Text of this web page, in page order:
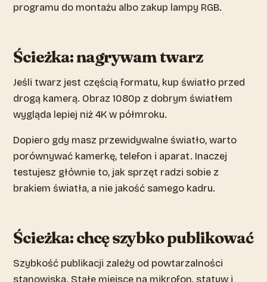
programu do montażu albo zakup lampy RGB.
Ścieżka: nagrywam twarz
Jeśli twarz jest częścią formatu, kup światło przed
drogą kamerą. Obraz 1080p z dobrym światłem
wygląda lepiej niż 4K w półmroku.
Dopiero gdy masz przewidywalne światło, warto
porównywać kamerkę, telefon i aparat. Inaczej
testujesz głównie to, jak sprzęt radzi sobie z
brakiem światła, a nie jakość samego kadru.
Ścieżka: chcę szybko publikować
Szybkość publikacji zależy od powtarzalności
stanowiska. Stałe miejsce na mikrofon, statyw i